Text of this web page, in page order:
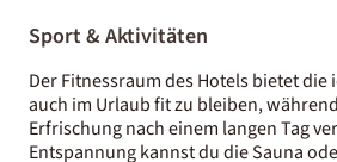
Sport & Aktivitäten
Der Fitnessraum des Hotels bietet
auch im Urlaub fit zu bleiben,
Erfrischung nach einem langen Tag
Entspannung kannst du die Sauna